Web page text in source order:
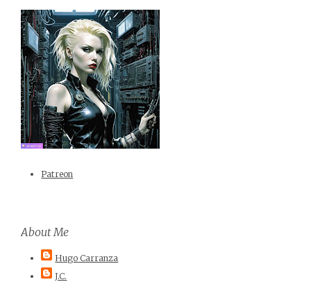
Patreon
About Me
Hugo Carranza
J.C.